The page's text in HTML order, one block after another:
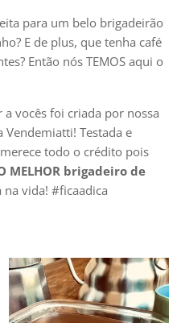
para um belo brigadeirão
E de plus, que tenha café
Então nós TEMOS aqui o
vocês foi criada por nossa
Testada e
todo o crédito pois
MELHOR brigadeiro de
na vida! #ficaadica